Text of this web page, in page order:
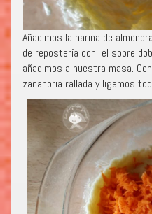
Añadimos la harina de
de repostería con el sobre
añadimos a nuestra masa.
zanahoria rallada y ligamos